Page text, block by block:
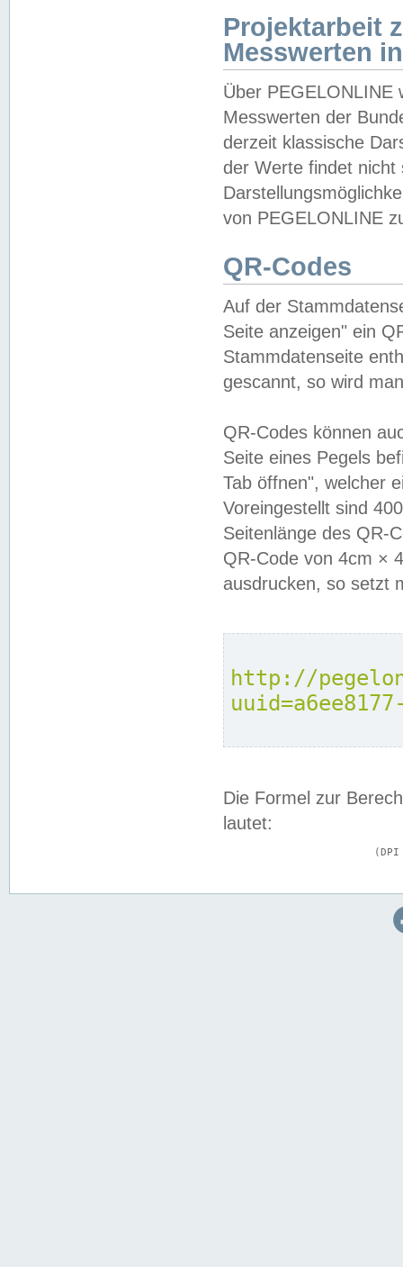
Projektarbeit
Messwerten
Über PEGELONLINE
Messwerten der
derzeit klassische
der Werte findet
von PEGELONLINE
QR-Codes
Auf der
Seite anzeigen" ein
Stammdatenseite
gescannt, so wird
QR-Codes können
Seite eines Pegels
Tab öffnen", welcher
Voreingestellt sind
Seitenlänge des QR-
QR-Code von 4cm ×
ausdrucken, so setzt
http://
Die Formel zur
lautet: